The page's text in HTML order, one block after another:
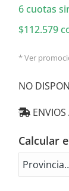
6 cuotas
$112.579
* Ver
NO
Calcular